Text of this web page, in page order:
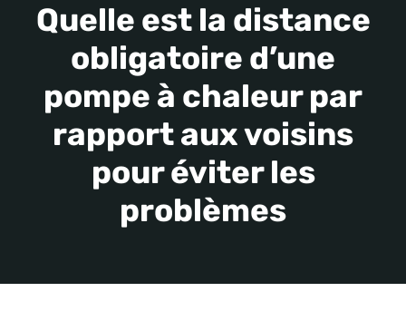
Quelle est la distance
obligatoire d’une
pompe à chaleur par
rapport aux voisins
pour éviter les
problèmes